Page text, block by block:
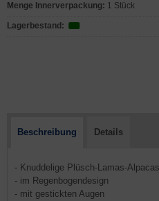
Menge Innerverpackung: 1 Stück
Lagerbestand:
Beschreibung Details
- Knuddelige Plüsch-Lamas-Alpacas
- im Regenbogendesign
- mit gestickten Augen